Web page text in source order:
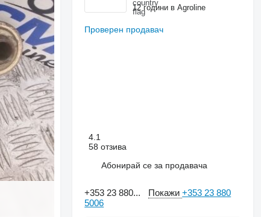
12 години в Agroline
Проверен продавач
4.1
58 отзива
Абонирай се за продавача
+353 23 880... Покажи+353 23 880
5006